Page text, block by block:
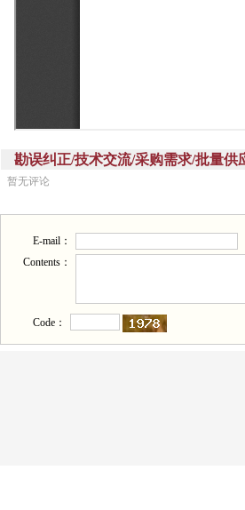
勘误纠正/技术交流/采购需求/批量供
暂无评论
E-mail：
Contents：
Code：